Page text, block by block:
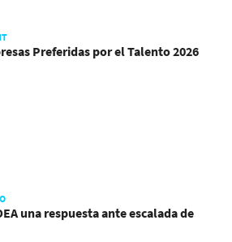
Preferidas por el Talento 2026
una respuesta ante escalada de